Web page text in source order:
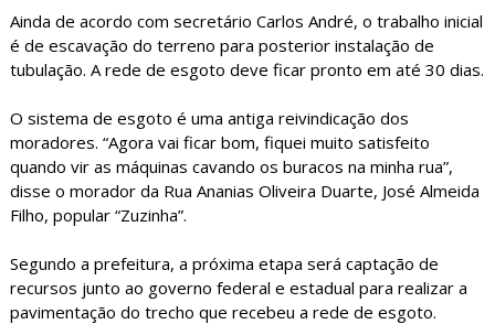
Ainda de acordo com secretário Carlos André, o trabalho inicial
é de escavação do terreno para posterior instalação de
tubulação. A rede de esgoto deve ficar pronto em até 30 dias.
O sistema de esgoto é uma antiga reivindicação dos
moradores. “Agora vai ficar bom, fiquei muito satisfeito
quando vir as máquinas cavando os buracos na minha rua”,
disse o morador da Rua Ananias Oliveira Duarte, José Almeida
Filho, popular “Zuzinha”.
Segundo a prefeitura, a próxima etapa será captação de
recursos junto ao governo federal e estadual para realizar a
pavimentação do trecho que recebeu a rede de esgoto.